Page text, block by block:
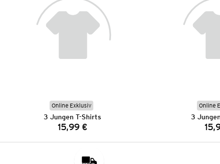
Online Exklusiv
3 Jungen T-Shirts
Preis:
15,99 €
Online
3